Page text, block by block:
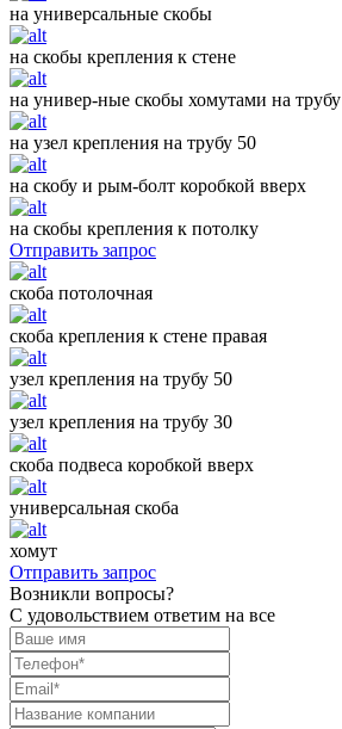
на универсальные скобы
на скобы крепления к стене
на универ-ные скобы хомутами на трубу
на узел крепления на трубу 50
на скобу и рым-болт коробкой вверх
на скобы крепления к потолку
Отправить запрос
скоба потолочная
скоба крепления к стене правая
узел крепления на трубу 50
узел крепления на трубу 30
скоба подвеса коробкой вверх
универсальная скоба
хомут
Отправить запрос
Возникли вопросы?
С удовольствием ответим на все